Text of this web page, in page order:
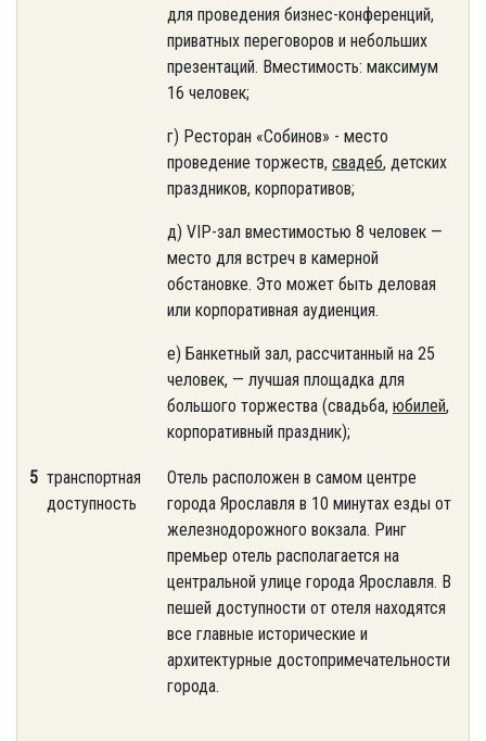
для проведения бизнес-конференций,
приватных переговоров и небольших
презентаций. Вместимость: максимум
16 человек;
г) Ресторан «Собинов» - место
проведение торжеств, свадеб, детских
праздников, корпоративов;
д) VIP-зал вместимостью 8 человек —
место для встреч в камерной
обстановке. Это может быть деловая
или корпоративная аудиенция.
е) Банкетный зал, рассчитанный на 25
человек, — лучшая площадка для
большого торжества (свадьба, юбилей,
корпоративный праздник);
5 транспортная
доступность
Отель расположен в самом центре
города Ярославля в 10 минутах езды от
железнодорожного вокзала. Ринг
премьер отель располагается на
центральной улице города Ярославля. В
пешей доступности от отеля находятся
все главные исторические и
архитектурные достопримечательности
города.